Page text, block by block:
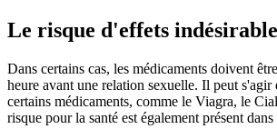
Le risque d'effets
Dans certains cas, les médicaments doivent
heure avant une relation sexuelle. Il peut s'agir
certains médicaments, comme le Viagra, le
risque pour la santé est également présent dans